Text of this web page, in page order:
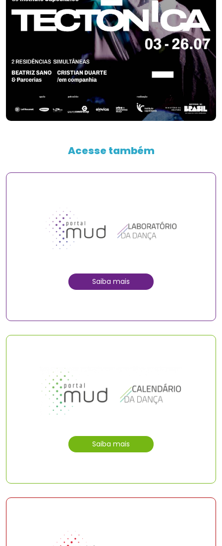
Acesse também
Saiba mais
Saiba mais